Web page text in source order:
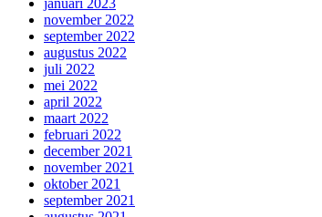
januari 2023
november 2022
september 2022
augustus 2022
juli 2022
mei 2022
april 2022
maart 2022
februari 2022
december 2021
november 2021
oktober 2021
september 2021